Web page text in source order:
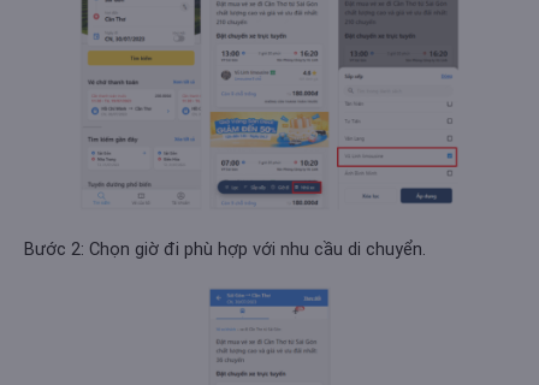
Bước 2: Chọn giờ đi phù hợp với nhu cầu di chuyển.